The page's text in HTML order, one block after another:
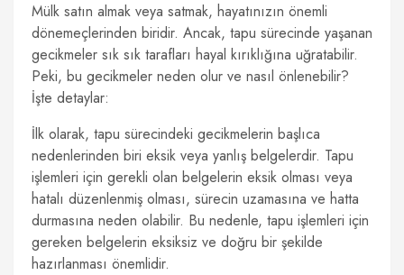
Mülk satın almak veya satmak, hayatınızın önemli
dönemeçlerinden biridir. Ancak, tapu sürecinde yaşanan
gecikmeler sık sık tarafları hayal kırıklığına uğratabilir.
Peki, bu gecikmeler neden olur ve nasıl önlenebilir?
İşte detaylar:
İlk olarak, tapu sürecindeki gecikmelerin başlıca
nedenlerinden biri eksik veya yanlış belgelerdir. Tapu
işlemleri için gerekli olan belgelerin eksik olması veya
hatalı düzenlenmiş olması, sürecin uzamasına ve hatta
durmasına neden olabilir. Bu nedenle, tapu işlemleri için
gereken belgelerin eksiksiz ve doğru bir şekilde
hazırlanması önemlidir.